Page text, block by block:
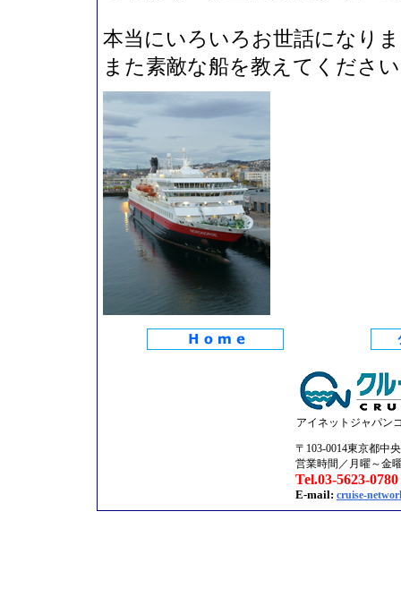
本当にいろいろお世話になり
また素敵な船を教えてくださ
アイネットジャパン
〒103-0014東京都中
営業時間／月曜～金
Tel.03-5623-0780
E-mail: cruise-